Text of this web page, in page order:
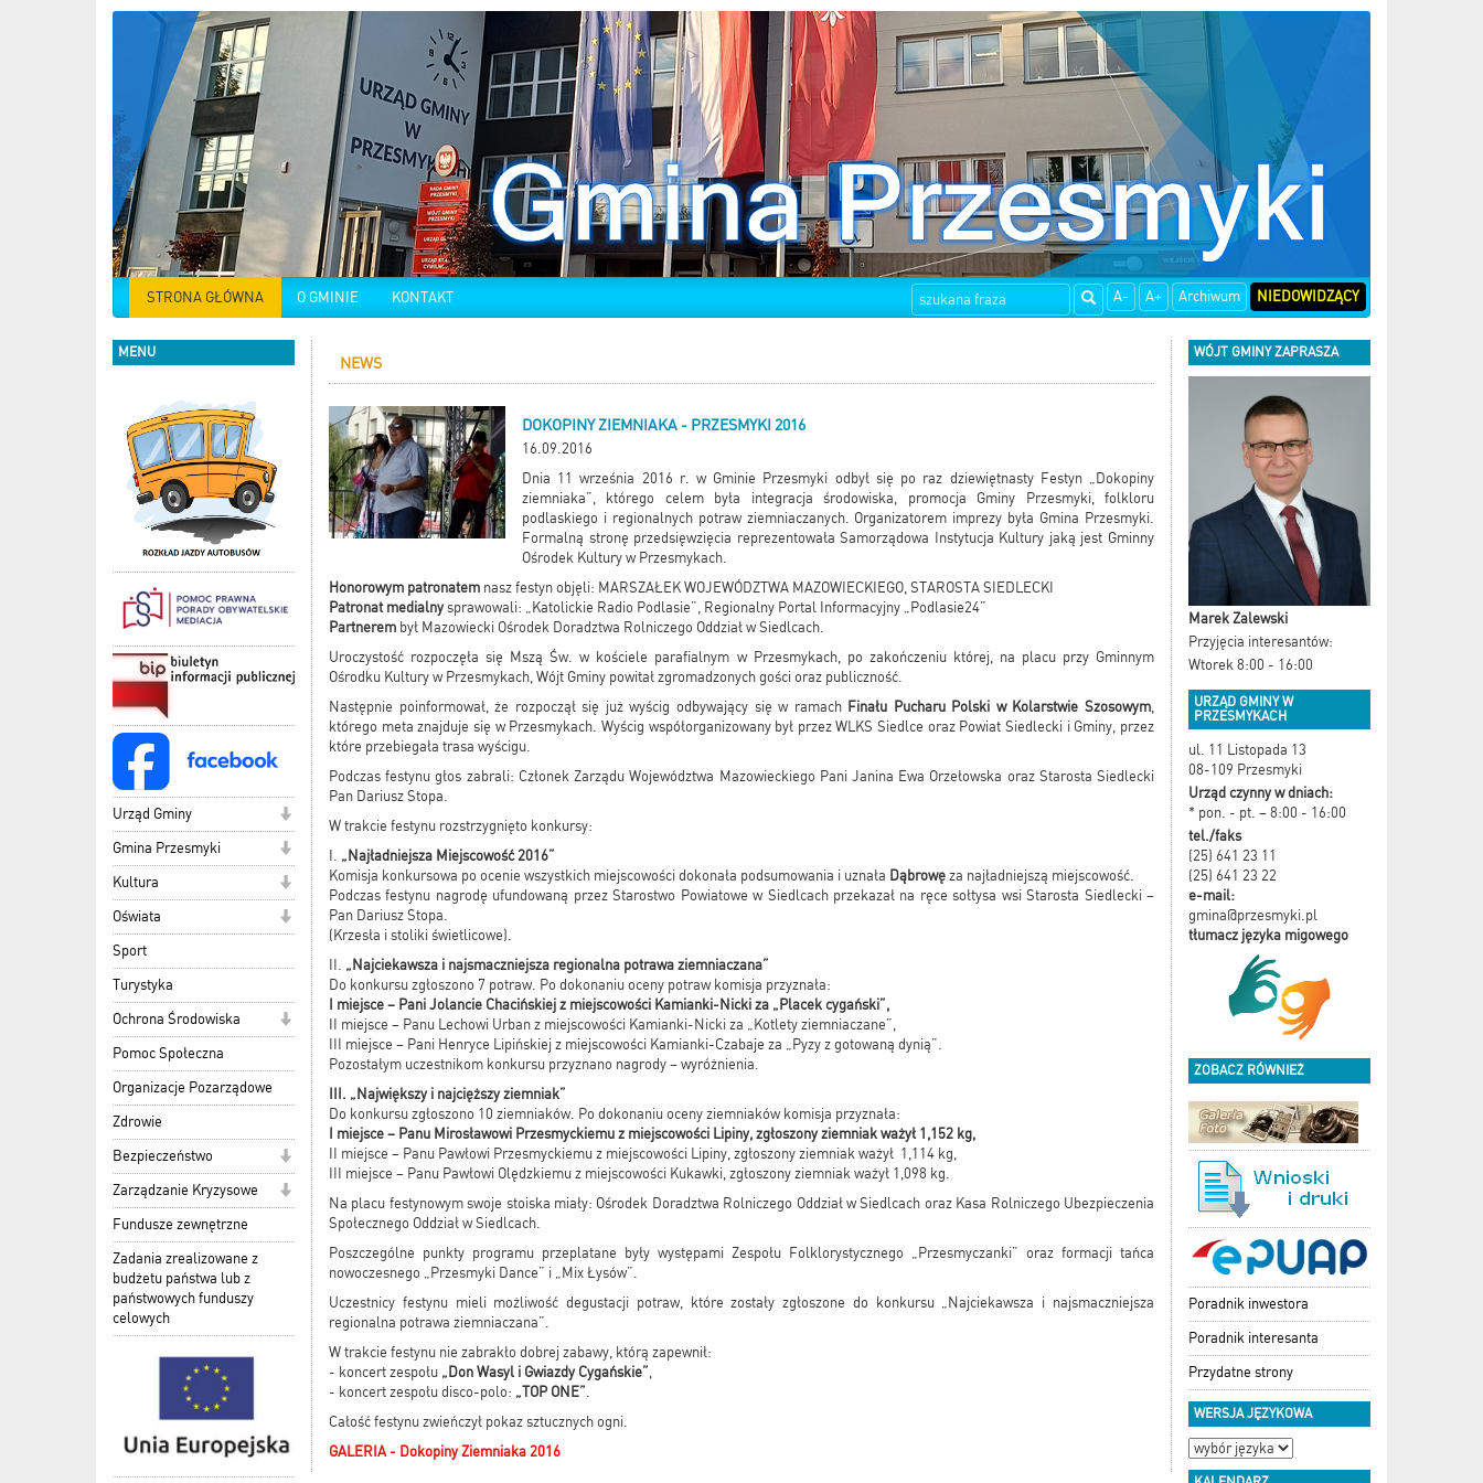
STRONA GŁÓWNA O GMINIE KONTAKT A- A+ Archiwum NIEDOWIDZĄCY
MENU
Urząd Gminy
Gmina Przesmyki
Kultura
Oświata
Sport
Turystyka
Ochrona Środowiska
Pomoc Społeczna
Organizacje Pozarządowe
Zdrowie
Bezpieczeństwo
Zarządzanie Kryzysowe
Fundusze zewnętrzne
Zadania zrealizowane z
budżetu państwa lub z
państwowych funduszy
celowych
NEWS
DOKOPINY ZIEMNIAKA - PRZESMYKI 2016
16.09.2016
Dnia 11 września 2016 r. w Gminie Przesmyki odbył się po raz dziewiętnasty Festyn „Dokopiny
ziemniaka”, którego celem była integracja środowiska, promocja Gminy Przesmyki, folkloru
podlaskiego i regionalnych potraw ziemniaczanych. Organizatorem imprezy była Gmina Przesmyki.
Formalną stronę przedsięwzięcia reprezentowała Samorządowa Instytucja Kultury jaką jest Gminny
Ośrodek Kultury w Przesmykach.
Honorowym patronatem nasz festyn objęli: MARSZAŁEK WOJEWÓDZTWA MAZOWIECKIEGO, STAROSTA SIEDLECKI
Patronat medialnysprawowali: „Katolickie Radio Podlasie”, Regionalny Portal Informacyjny „Podlasie24”
Partnerem był Mazowiecki Ośrodek Doradztwa Rolniczego Oddział w Siedlcach.
Uroczystość rozpoczęła się Mszą Św. w kościele parafialnym w Przesmykach, po zakończeniu której, na placu przy Gminnym
Ośrodku Kultury w Przesmykach, Wójt Gminy powitał zgromadzonych gości oraz publiczność.
Następnie poinformował, że rozpoczął się już wyścig odbywający się w ramach Finału Pucharu Polski w Kolarstwie Szosowym,
którego meta znajduje się w Przesmykach. Wyścig współorganizowany był przez WLKS Siedlce oraz Powiat Siedlecki i Gminy, przez
które przebiegała trasa wyścigu.
Podczas festynu głos zabrali: Członek Zarządu Województwa Mazowieckiego Pani Janina Ewa Orzełowska oraz Starosta Siedlecki
Pan Dariusz Stopa.
W trakcie festynu rozstrzygnięto konkursy:
I. „Najładniejsza Miejscowość 2016”
Komisja konkursowa po ocenie wszystkich miejscowości dokonała podsumowania i uznała Dąbrowę za najładniejszą miejscowość.
Podczas festynu nagrodę ufundowaną przez Starostwo Powiatowe w Siedlcach przekazał na ręce sołtysa wsi Starosta Siedlecki –
Pan Dariusz Stopa.
(Krzesła i stoliki świetlicowe).
II. „Najciekawsza i najsmaczniejsza regionalna potrawa ziemniaczana”
Do konkursu zgłoszono 7 potraw. Po dokonaniu oceny potraw komisja przyznała:
I miejsce – Pani Jolancie Chacińskiej z miejscowości Kamianki-Nicki za „Placek cygański”,
II miejsce – Panu Lechowi Urban z miejscowości Kamianki-Nicki za „Kotlety ziemniaczane”,
III miejsce – Pani Henryce Lipińskiej z miejscowości Kamianki-Czabaje za „Pyzy z gotowaną dynią”.
Pozostałym uczestnikom konkursu przyznano nagrody – wyróżnienia.
III. „Największy i najcięższy ziemniak”
Do konkursu zgłoszono 10 ziemniaków. Po dokonaniu oceny ziemniaków komisja przyznała:
I miejsce – Panu Mirosławowi Przesmyckiemu z miejscowości Lipiny, zgłoszony ziemniak ważył 1,152 kg,
II miejsce – Panu Pawłowi Przesmyckiemu z miejscowości Lipiny, zgłoszony ziemniak ważył 1,114 kg,
III miejsce – Panu Pawłowi Olędzkiemu z miejscowości Kukawki, zgłoszony ziemniak ważył 1,098 kg.
Na placu festynowym swoje stoiska miały: Ośrodek Doradztwa Rolniczego Oddział w Siedlcach oraz Kasa Rolniczego Ubezpieczenia
Społecznego Oddział w Siedlcach.
Poszczególne punkty programu przeplatane były występami Zespołu Folklorystycznego „Przesmyczanki” oraz formacji tańca
nowoczesnego „Przesmyki Dance” i „Mix Łysów”.
Uczestnicy festynu mieli możliwość degustacji potraw, które zostały zgłoszone do konkursu „Najciekawsza i najsmaczniejsza
regionalna potrawa ziemniaczana”.
W trakcie festynu nie zabrakło dobrej zabawy, którą zapewnił:
- koncert zespołu „Don Wasyl i Gwiazdy Cygańskie”,
- koncert zespołu disco-polo: „TOP ONE”.
Całość festynu zwieńczył pokaz sztucznych ogni.
GALERIA - Dokopiny Ziemniaka 2016
WÓJT GMINY ZAPRASZA
Marek Zalewski
Przyjęcia interesantów:
Wtorek 8:00 - 16:00
URZĄD GMINY W
PRZESMYKACH
ul. 11 Listopada 13
08-109 Przesmyki
Urząd czynny w dniach:
* pon. - pt. – 8:00 - 16:00
tel./faks
(25) 641 23 11
(25) 641 23 22
e-mail:
gmina@przesmyki.pl
tłumacz języka migowego
ZOBACZ RÓWNIEŻ
Poradnik inwestora
Poradnik interesanta
Przydatne strony
WERSJA JĘZYKOWA